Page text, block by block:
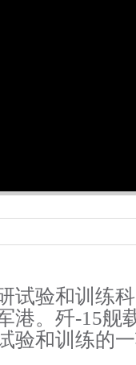
验和训练科
港。歼-15舰
验和训练的